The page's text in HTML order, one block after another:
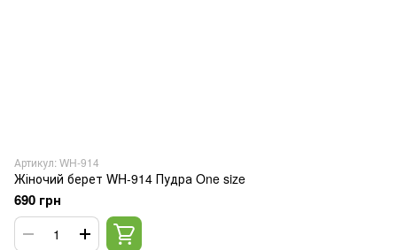
Артикул: WH-914
Жіночий берет WH-914 Пудра One size
690 грн